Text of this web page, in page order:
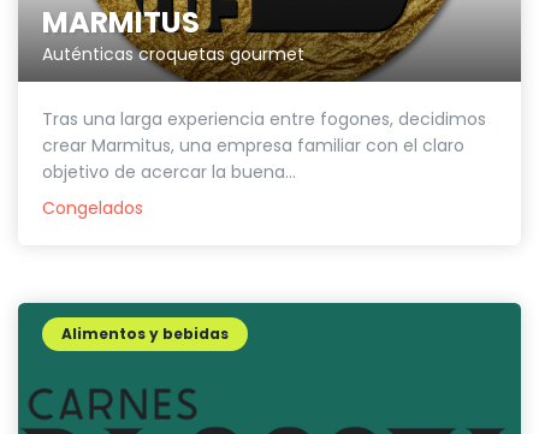
MARMITUS
Auténticas croquetas gourmet
Tras una larga experiencia entre fogones, decidimos
crear Marmitus, una empresa familiar con el claro
objetivo de acercar la buena...
Congelados
Alimentos y bebidas